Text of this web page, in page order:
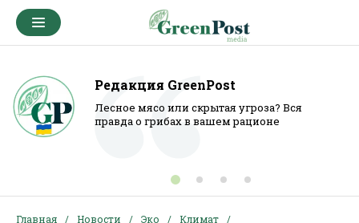
Редакция GreenPost
Лесное мясо или скрытая угроза? Вся
правда о грибах в вашем рационе
Главная Новости Эко
Климат